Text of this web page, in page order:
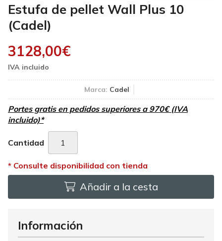
Estufa de pellet Wall Plus 10
(Cadel)
3128,00€
Marca: Cadel
Portes gratis en pedidos superiores a 970€ (IVA
incluido)*
Cantidad
Añadir a la cesta
Información